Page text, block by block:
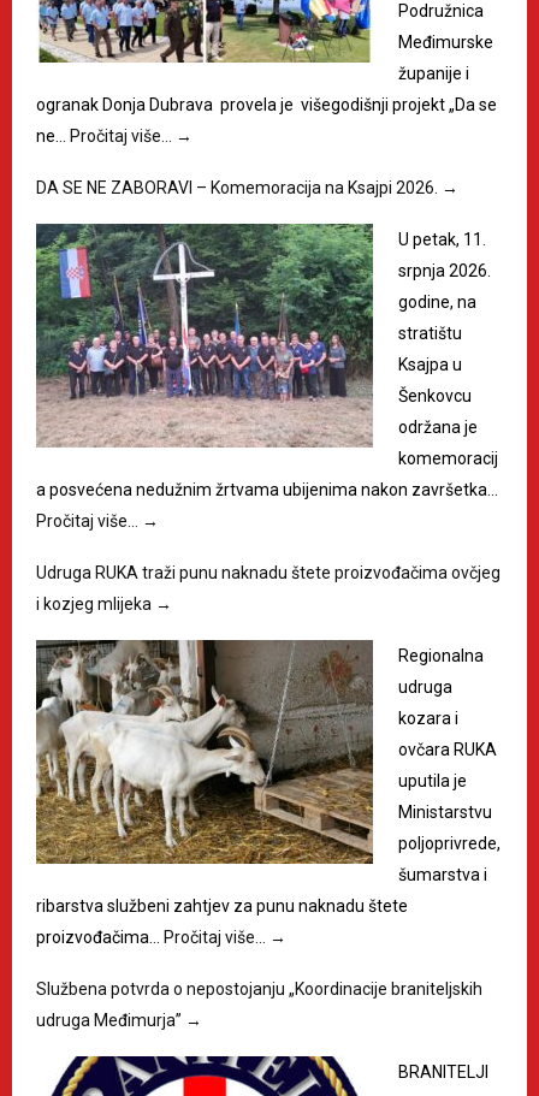
Podružnica
Međimurske
županije i
ogranak Donja Dubrava provela je višegodišnji projekt „Da se
ne… Pročitaj više… →
DA SE NE ZABORAVI – Komemoracija na Ksajpi 2026. →
U petak, 11.
srpnja 2026.
godine, na
stratištu
Ksajpa u
Šenkovcu
održana je
komemoracij
a posvećena nedužnim žrtvama ubijenima nakon završetka…
Pročitaj više… →
Udruga RUKA traži punu naknadu štete proizvođačima ovčjeg
i kozjeg mlijeka →
Regionalna
udruga
kozara i
ovčara RUKA
uputila je
Ministarstvu
poljoprivrede,
šumarstva i
ribarstva službeni zahtjev za punu naknadu štete
proizvođačima… Pročitaj više… →
Službena potvrda o nepostojanju „Koordinacije braniteljskih
udruga Međimurja” →
BRANITELJI